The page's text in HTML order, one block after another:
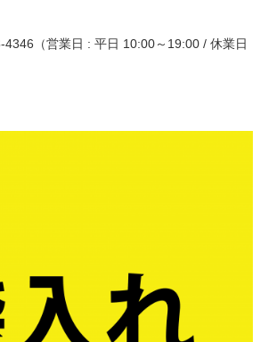
（営業日 : 平日 10:00～19:00 / 休業日